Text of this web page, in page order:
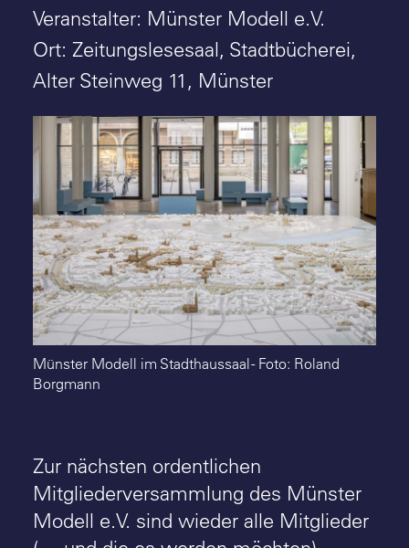
Kontakt
Suche
Veranstalter: Münster Modell e.V.
Ort: Zeitungslesesaal, Stadtbücherei,
Alter Steinweg 11, Münster
Münster Modell im Stadthaussaal - Foto: Roland
Borgmann
Zur nächsten ordentlichen
Mitgliederversammlung des Münster
Modell e.V. sind wieder alle Mitglieder